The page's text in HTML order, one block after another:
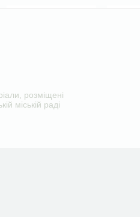
розміщені
міській раді